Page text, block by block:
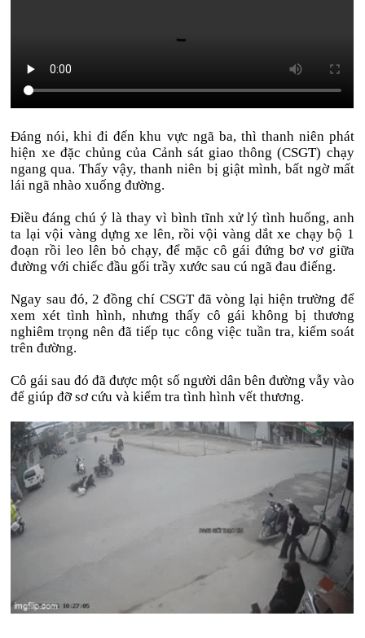
Đáng nói, khi đi đến khu vực ngã ba, thì thanh niên phát
hiện xe đặc chủng của Cảnh sát giao thông (CSGT) chạy
ngang qua. Thấy vậy, thanh niên bị giật mình, bất ngờ mất
lái ngã nhào xuống đường.
Điều đáng chú ý là thay vì bình tĩnh xử lý tình huống, anh
ta lại vội vàng dựng xe lên, rồi vội vàng dắt xe chạy bộ 1
đoạn rồi leo lên bỏ chạy, để mặc cô gái đứng bơ vơ giữa
đường với chiếc đầu gối trầy xước sau cú ngã đau điếng.
Ngay sau đó, 2 đồng chí CSGT đã vòng lại hiện trường để
xem xét tình hình, nhưng thấy cô gái không bị thương
nghiêm trọng nên đã tiếp tục công việc tuần tra, kiểm soát
trên đường.
Cô gái sau đó đã được một số người dân bên đường vẫy vào
để giúp đỡ sơ cứu và kiểm tra tình hình vết thương.